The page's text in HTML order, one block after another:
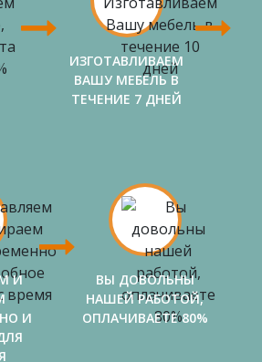
ИЗГОТАВЛИВАЕМ
ВАШУ МЕБЕЛЬ В
ТЕЧЕНИЕ 7 ДНЕЙ
И
И
ВЫ ДОВОЛЬНЫ
НАШЕЙ РАБОТОЙ,
ОПЛАЧИВАЕТЕ 80%